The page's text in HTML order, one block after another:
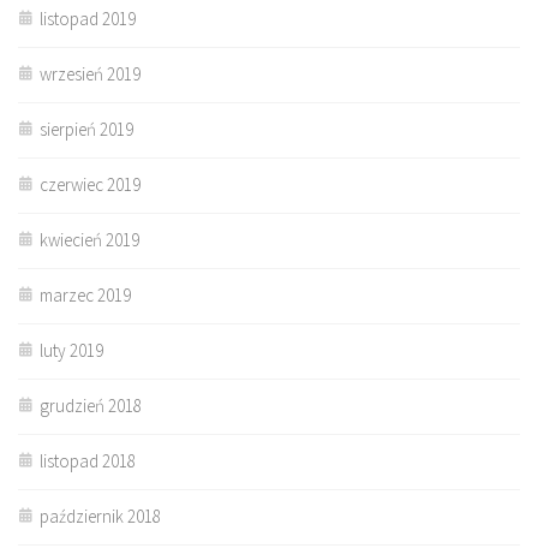
listopad 2019
wrzesień 2019
sierpień 2019
czerwiec 2019
kwiecień 2019
marzec 2019
luty 2019
grudzień 2018
listopad 2018
październik 2018